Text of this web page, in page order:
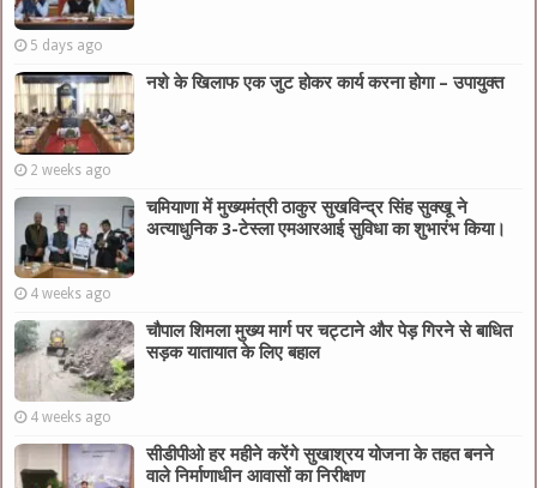
5 days ago
नशे के खिलाफ एक जुट होकर कार्य करना होगा – उपायुक्त
2 weeks ago
चमियाणा में मुख्यमंत्री ठाकुर सुखविन्द्र सिंह सुक्खू ने
अत्याधुनिक 3-टेस्ला एमआरआई सुविधा का शुभारंभ किया।
4 weeks ago
चौपाल शिमला मुख्य मार्ग पर चट्टाने और पेड़ गिरने से बाधित
सड़क यातायात के लिए बहाल
4 weeks ago
सीडीपीओ हर महीने करेंगे सुखाश्रय योजना के तहत बनने
वाले निर्माणाधीन आवासों का निरीक्षण